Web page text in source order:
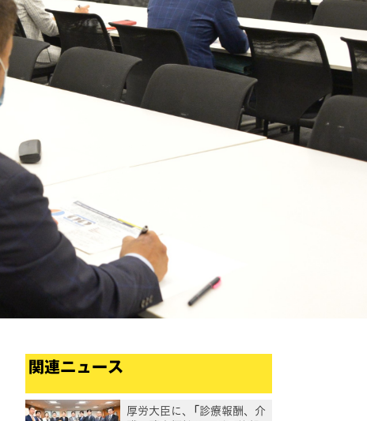
関連ニュース
厚労大臣に、「診療報酬、介